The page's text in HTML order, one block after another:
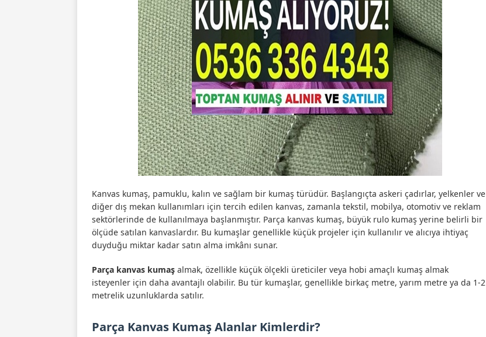
Kanvas kumaş, pamuklu, kalın ve sağlam bir kumaş türüdür. Başlangıçta askeri çadırlar, yelkenler ve
diğer dış mekan kullanımları için tercih edilen kanvas, zamanla tekstil, mobilya, otomotiv ve reklam
sektörlerinde de kullanılmaya başlanmıştır. Parça kanvas kumaş, büyük rulo kumaş yerine belirli bir
ölçüde satılan kanvaslardır. Bu kumaşlar genellikle küçük projeler için kullanılır ve alıcıya ihtiyaç
duyduğu miktar kadar satın alma imkânı sunar.
Parça kanvas kumaş almak, özellikle küçük ölçekli üreticiler veya hobi amaçlı kumaş almak
isteyenler için daha avantajlı olabilir. Bu tür kumaşlar, genellikle birkaç metre, yarım metre ya da 1-2
metrelik uzunluklarda satılır.
Parça Kanvas Kumaş Alanlar Kimlerdir?